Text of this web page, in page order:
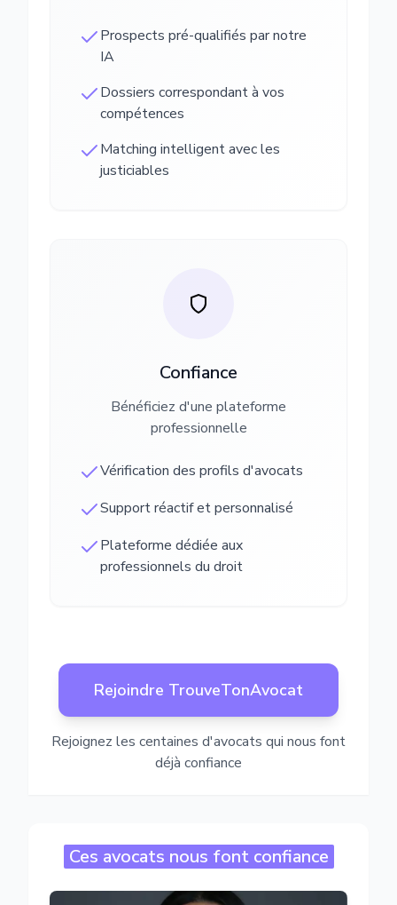
Prospects pré-qualifiés par notre
IA
Dossiers correspondant à vos
compétences
Matching intelligent avec les
justiciables
Confiance
Bénéficiez d'une plateforme
professionnelle
Vérification des profils d'avocats
Support réactif et personnalisé
Plateforme dédiée aux
professionnels du droit
Rejoindre TrouveTonAvocat
Rejoignez les centaines d'avocats qui nous font
déjà confiance
Ces avocats nous font confiance